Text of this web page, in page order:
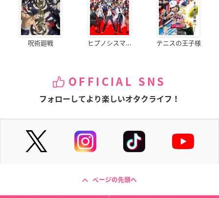
呪術廻戦 ヒプノシスマ... テニスの王子様
OFFICIAL SNS
フォローしてより楽しいオタクライフ！
ページの先頭へ